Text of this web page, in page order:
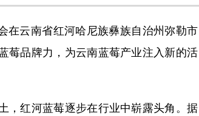
云南省红河哈尼族彝族自治州弥勒市
莓品牌力，为云南蓝莓产业注入新的活
红河蓝莓逐步在行业中崭露头角。据